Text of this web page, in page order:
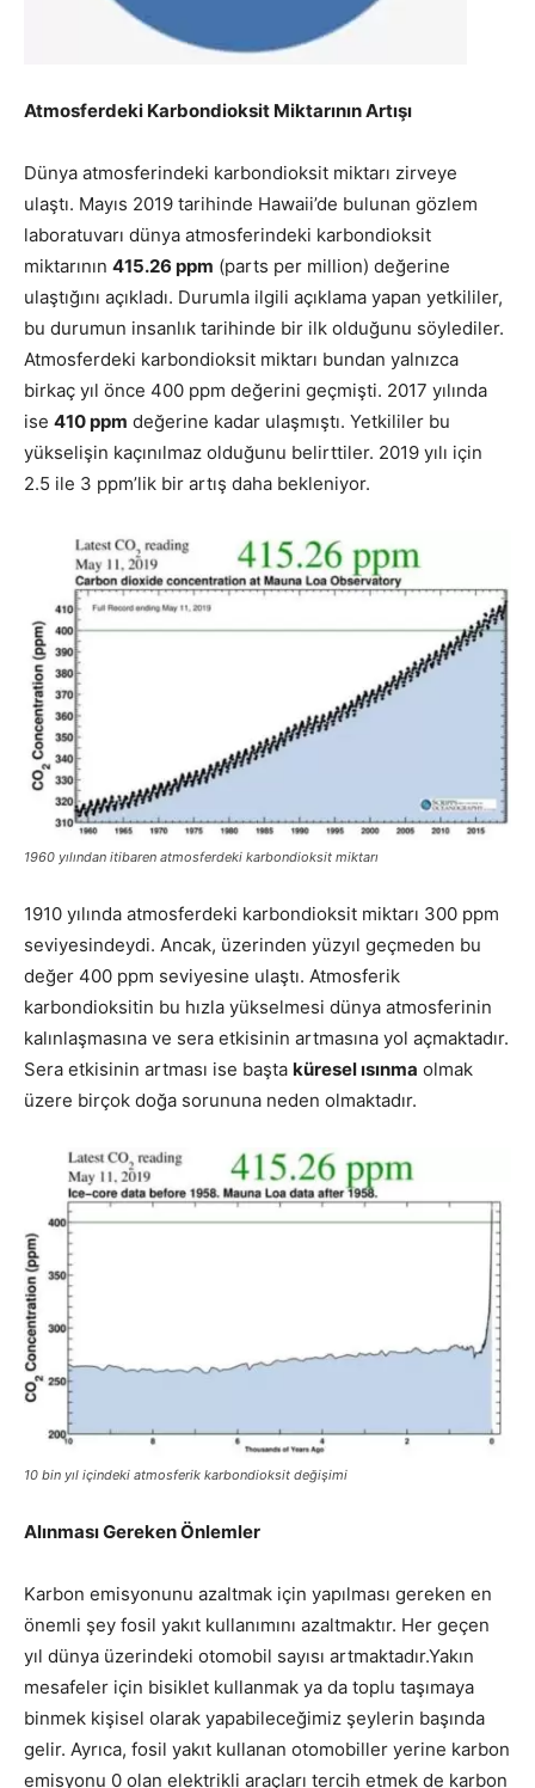
Atmosferdeki Karbondioksit Miktarının Artışı
Dünya atmosferindeki karbondioksit miktarı zirveye
ulaştı. Mayıs 2019 tarihinde Hawaii’de bulunan gözlem
laboratuvarı dünya atmosferindeki karbondioksit
miktarının 415.26 ppm (parts per million) değerine
ulaştığını açıkladı. Durumla ilgili açıklama yapan yetkililer,
bu durumun insanlık tarihinde bir ilk olduğunu söylediler.
Atmosferdeki karbondioksit miktarı bundan yalnızca
birkaç yıl önce 400 ppm değerini geçmişti. 2017 yılında
ise 410 ppm değerine kadar ulaşmıştı. Yetkililer bu
yükselişin kaçınılmaz olduğunu belirttiler. 2019 yılı için
2.5 ile 3 ppm’lik bir artış daha bekleniyor.
1960 yılından itibaren atmosferdeki karbondioksit miktarı
1910 yılında atmosferdeki karbondioksit miktarı 300 ppm
seviyesindeydi. Ancak, üzerinden yüzyıl geçmeden bu
değer 400 ppm seviyesine ulaştı. Atmosferik
karbondioksitin bu hızla yükselmesi dünya atmosferinin
kalınlaşmasına ve sera etkisinin artmasına yol açmaktadır.
Sera etkisinin artması ise başta küresel ısınma olmak
üzere birçok doğa sorununa neden olmaktadır.
10 bin yıl içindeki atmosferik karbondioksit değişimi
Alınması Gereken Önlemler
Karbon emisyonunu azaltmak için yapılması gereken en
önemli şey fosil yakıt kullanımını azaltmaktır. Her geçen
yıl dünya üzerindeki otomobil sayısı artmaktadır.Yakın
mesafeler için bisiklet kullanmak ya da toplu taşımaya
binmek kişisel olarak yapabileceğimiz şeylerin başında
gelir. Ayrıca, fosil yakıt kullanan otomobiller yerine karbon
emisyonu 0 olan elektrikli araçları tercih etmek de karbon